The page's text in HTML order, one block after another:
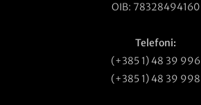
OIB: 78328494160
Telefoni:
(+385 1) 48 39 996
(+385 1) 48 39 998